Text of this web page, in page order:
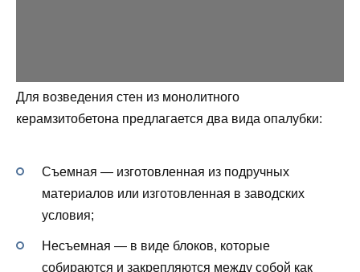
Для возведения стен из монолитного
керамзитобетона предлагается два вида опалубки:
Съемная — изготовленная из подручных
материалов или изготовленная в заводских
условия;
Несъемная — в виде блоков, которые
собираются и закрепляются между собой как